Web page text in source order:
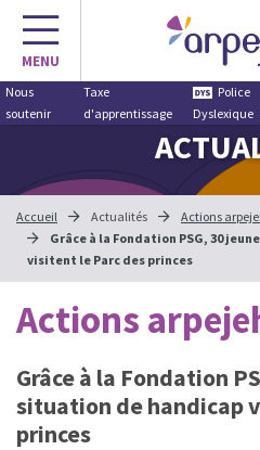
Aller
contenu
MENU
Nous
soutenir
Taxe
d'apprentissage
Police
Dyslexique
Accueil Actualités
Actions
Grâce à la Fondation PSG, 30
visitent le Parc des princes
Actions
Grâce à la Fondation
situation de handicap
princes